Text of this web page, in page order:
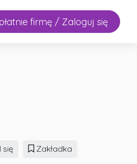
firmę / Zaloguj się
się Zakładka